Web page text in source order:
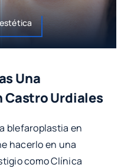
Una
Castro Urdiales
blefaroplastia en
hacerlo en una
como Clínica